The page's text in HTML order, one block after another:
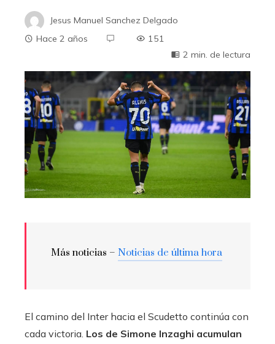
Jesus Manuel Sanchez Delgado
Hace 2 años
151
2 min. de lectura
Más noticias – Noticias de última hora
El camino del Inter hacia el Scudetto continúa con
cada victoria. Los de Simone Inzaghi acumulan